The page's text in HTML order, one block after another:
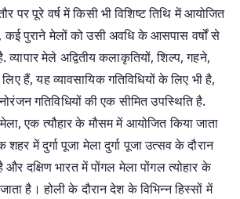
पर पूरे वर्ष में किसी भी विशिष्ट तिथि में आयोजित
कई पुराने मेलों को उसी अवधि के आसपास वर्षों से
व्यापार मेले अद्वितीय कलाकृतियों, शिल्प, गहने,
हैं, यह व्यावसायिक गतिविधियों के लिए भी है,
गतिविधियों की एक सीमित उपस्थिति है.
एक त्यौहार के मौसम में आयोजित किया जाता
में दुर्गा पूजा मेला दुर्गा पूजा उत्सव के दौरान
दक्षिण भारत में पोंगल मेला पोंगल त्योहार के
है। होली के दौरान देश के विभिन्न हिस्सों में